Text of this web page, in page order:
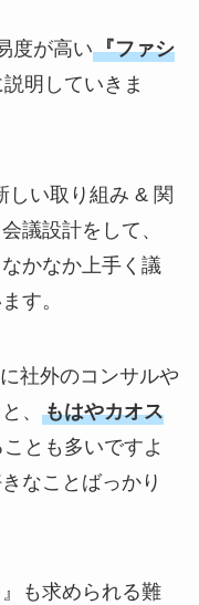
度が高い『ファシ
明していきま
しい取り組み & 関
議設計をして、
かなか上手く議
す。
社外のコンサルや
、 もはやカオス
とも多いですよ
なことばっかり
も求められる難